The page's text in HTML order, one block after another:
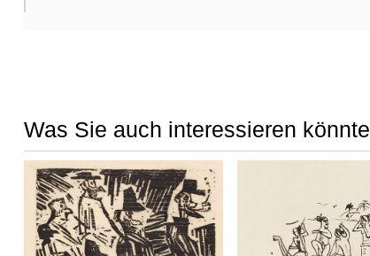
Was Sie auch interessieren könnte